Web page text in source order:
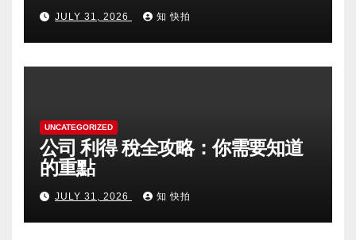
JULY 31, 2026 知 快拍
UNCATEGORIZED
公司 利得 稅全攻略：你需要知道
的重點
JULY 31, 2026 知 快拍